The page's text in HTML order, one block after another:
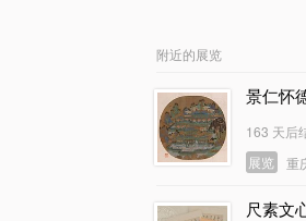
附近的展览
景仁怀
163 天后
展览
重
尺素文